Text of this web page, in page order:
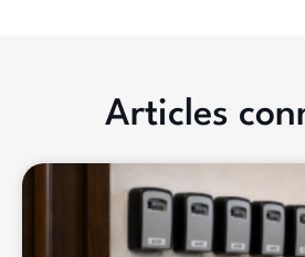
Articles